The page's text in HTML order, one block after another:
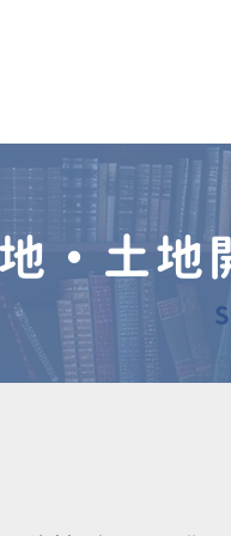
・土地